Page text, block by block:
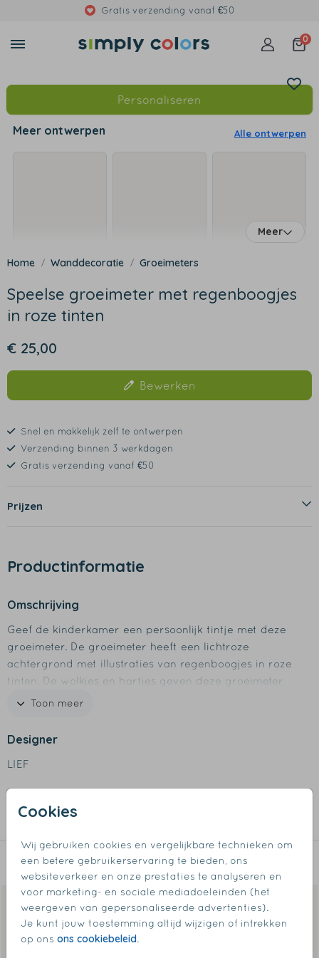
Gratis verzending vanaf €50
0
Cookies
Wij gebruiken cookies en vergelijkbare technieken om
een betere gebruikerservaring te bieden, ons
websiteverkeer en onze prestaties te analyseren en
voor marketing- en sociale mediadoeleinden (het
weergeven van gepersonaliseerde advertenties).
Je kunt jouw toestemming altijd wijzigen of intrekken
op ons ons cookiebeleid.
Personaliseren
Meer ontwerpen Alle ontwerpen
Meer
Wanddecoratie Groeimeters
Speelse groeimeter met regenboogjes
in roze tinten
€ 25,00
Bewerken
Snel en makkelijk zelf te ontwerpen
Verzending binnen 3 werkdagen
Gratis verzending vanaf €50
Prijzen
Productinformatie
Omschrijving
Geef de kinderkamer een persoonlijk tintje met deze
groeimeter. De groeimeter heeft een lichtroze
achtergrond met illustraties van regenboogjes in roze
tinten. De wolkjes en hartjes geven deze groeimeter
een speels effect. De groeimeter is naar wens te
Specificaties groeimeter
- Formaat: 140 x 30 cm
- Bestel gemakkelijk de donker bruine houten latjes er
- Aan het boven-latje zit een koordje om op te hangen
- Latjes worden niet standaard meegeleverd
Toon meer
Designer
LIEF
Collectie
Groeimeters
Dit vind je misschien ook leuk